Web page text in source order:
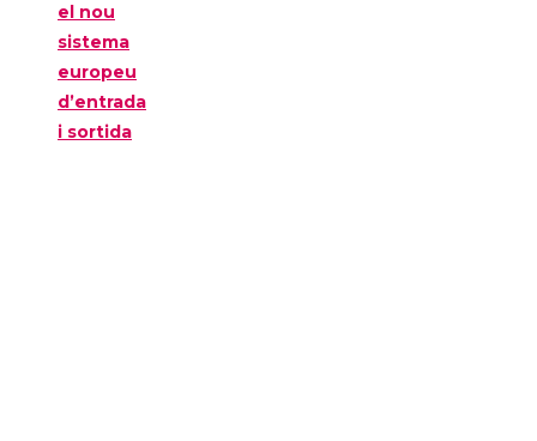
el nou
sistema
europeu
d’entrada
i sortida